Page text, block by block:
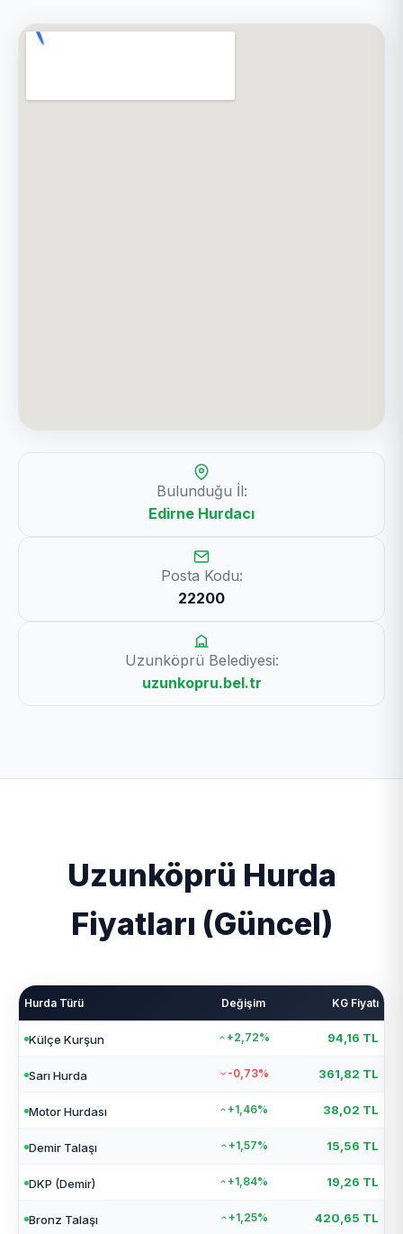
Bulunduğu İl:
Edirne Hurdacı
Posta Kodu:
22200
Uzunköprü Belediyesi:
uzunkopru.bel.tr
Uzunköprü Hurda
Fiyatları (Güncel)
Hurda Türü Değişim KG Fiyatı
Külçe Kurşun +2,72% 94,16 TL
Sarı Hurda -0,73% 361,82 TL
Motor Hurdası +1,46% 38,02 TL
Demir Talaşı +1,57% 15,56 TL
DKP (Demir) +1,84% 19,26 TL
Bronz Talaşı +1,25% 420,65 TL